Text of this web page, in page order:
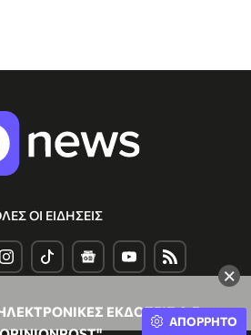
×
ΟΙ ΕΙΔΗΣΕΙΣ
ΕΚΔΟΣΕΙΣ Α.Ε.
ΑΠΟΡΡΗΤΟ